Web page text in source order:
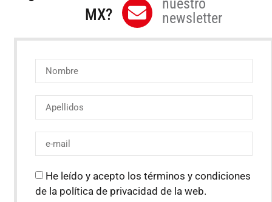
MX?
nuestro
newsletter
He leído y acepto los términos y condiciones
de la política de privacidad de la web.